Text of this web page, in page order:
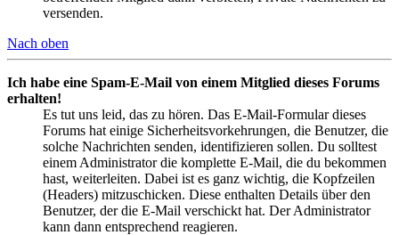
versenden.
Nach oben
Ich habe eine Spam-E-Mail von einem Mitglied dieses Forums
erhalten!
Es tut uns leid, das zu hören. Das E-Mail-Formular dieses
Forums hat einige Sicherheitsvorkehrungen, die Benutzer, die
solche Nachrichten senden, identifizieren sollen. Du solltest
einem Administrator die komplette E-Mail, die du bekommen
hast, weiterleiten. Dabei ist es ganz wichtig, die Kopfzeilen
(Headers) mitzuschicken. Diese enthalten Details über den
Benutzer, der die E-Mail verschickt hat. Der Administrator
kann dann entsprechend reagieren.